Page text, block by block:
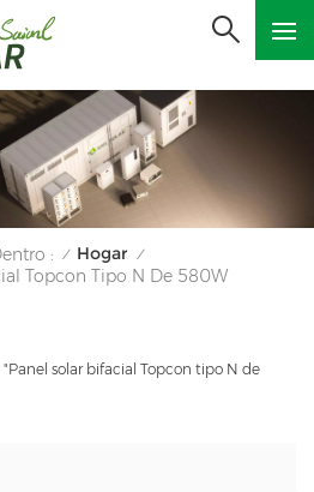
: / Hogar /
Topcon Tipo N De 580W
solar bifacial Topcon tipo N de